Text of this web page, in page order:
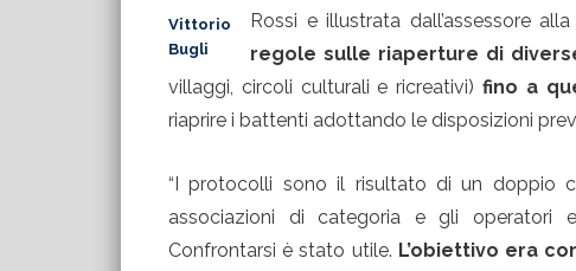
Vittorio
Bugli
Rossi e illustrata dall’assessore
regole sulle riaperture di
villaggi, circoli culturali e ricreativi)fino a
riaprire i battenti adottando le disposizioni
“I protocolli sono il risultato di un doppio
associazioni di categoria e gli operatori
Confrontarsi è stato utile. L’obiettivo era